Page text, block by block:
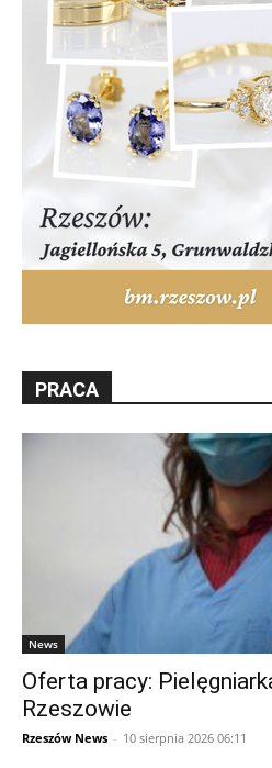
PRACA
News
Oferta pracy:
Rzeszowie
Rzeszów News - 10 sierpnia 2026 06:11